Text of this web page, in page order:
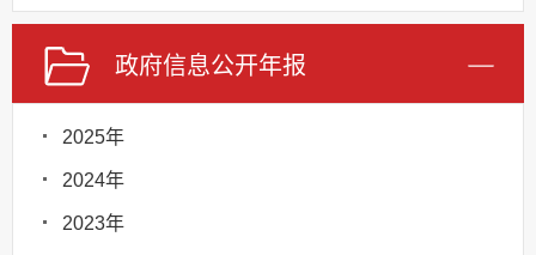
政府信息公开年报
2025年
2024年
2023年